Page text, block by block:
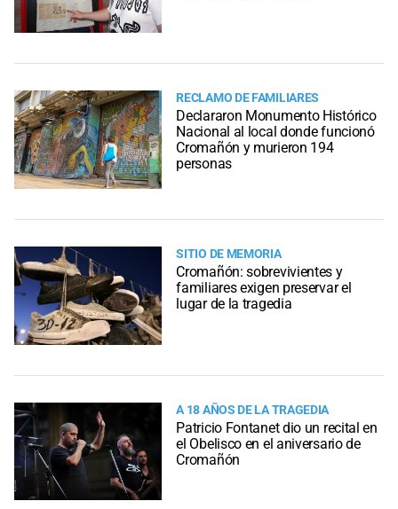
RECLAMO DE FAMILIARES
Declararon Monumento Histórico
Nacional al local donde funcionó
Cromañón y murieron 194
personas
SITIO DE MEMORIA
Cromañón: sobrevivientes y
familiares exigen preservar el
lugar de la tragedia
A 18 AÑOS DE LA TRAGEDIA
Patricio Fontanet dio un recital en
el Obelisco en el aniversario de
Cromañón